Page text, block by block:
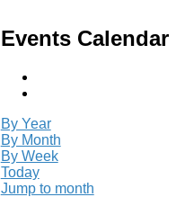
Events Calendar
By Year
By Month
By Week
Today
Jump to month